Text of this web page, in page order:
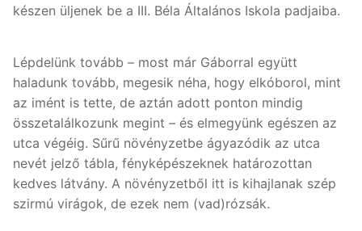
készen üljenek be a III. Béla Általános Iskola padjaiba.
Lépdelünk tovább – most már Gáborral együtt
haladunk tovább, megesik néha, hogy elkóborol, mint
az imént is tette, de aztán adott ponton mindig
összetalálkozunk megint – és elmegyünk egészen az
utca végéig. Sűrű növényzetbe ágyazódik az utca
nevét jelző tábla, fényképészeknek határozottan
kedves látvány. A növényzetből itt is kihajlanak szép
szirmú virágok, de ezek nem (vad)rózsák.